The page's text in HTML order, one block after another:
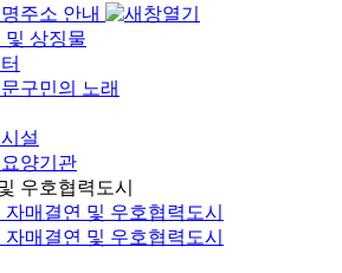
주소 안내
및 상징물
구민의 노래
설
양기관
우호협력도시
자매결연 및 우호협력도시
자매결연 및 우호협력도시